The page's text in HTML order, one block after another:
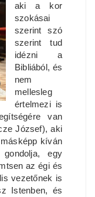
aki a kor
szokásai
szerint szó
szerint tud
idézni a
Bibliából, és
nem
mellesleg
értelmezi is
van
József), aki
kíván
egy
az égi és
vezetőnek is
Istenben, és